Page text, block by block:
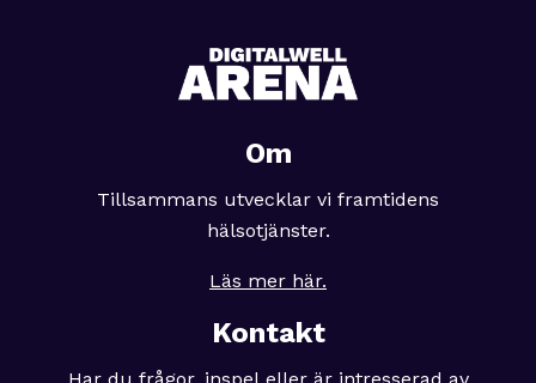
Om
Tillsammans utvecklar vi framtidens
hälsotjänster.
Läs mer här.
Kontakt